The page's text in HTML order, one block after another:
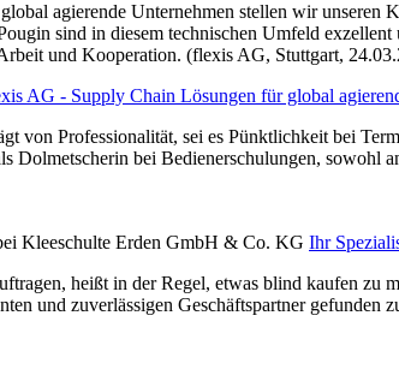
agierende Unternehmen stellen wir unseren
sind in diesem technischen Umfeld
und Kooperation. (flexis AG, Stuttgart,
AG - Supply Chain Lösungen für global
von Professionalität, sei es Pünktlichkeit bei
Dolmetscherin bei Bedienerschulungen,
Kleeschulte Erden GmbH & Co. KG Ihr
heißt in der Regel, etwas blind kaufen
und zuverlässigen Geschäftspartner gefunden